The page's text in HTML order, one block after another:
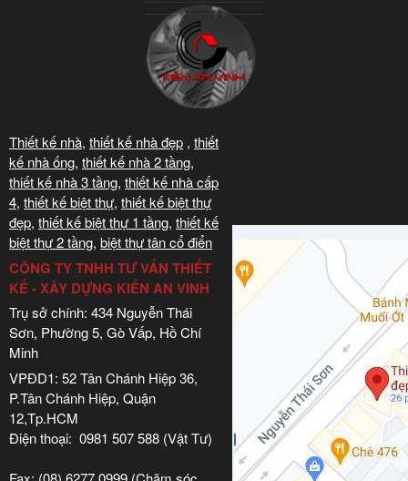
Thiết kế nhà, thiết kế nhà đẹp , thiết
kế nhà ống, thiết kế nhà 2 tầng,
thiết kế nhà 3 tầng, thiết kế nhà cấp
4, thiết kế biệt thự, thiết kế biệt thự
đẹp, thiết kế biệt thự 1 tầng, thiết kế
biệt thự 2 tầng, biệt thự tân cổ điển
CÔNG TY TNHH TƯ VẤN THIẾT
KẾ - XÂY DỰNG KIẾN AN VINH
Trụ sở chính: 434 Nguyễn Thái
Sơn, Phường 5, Gò Vấp, Hồ Chí
Minh
VPĐD1: 52 Tân Chánh Hiệp 36,
P.Tân Chánh Hiệp, Quận
12,Tp.HCM
Điện thoại: 0981 507 588 (Vật Tư)